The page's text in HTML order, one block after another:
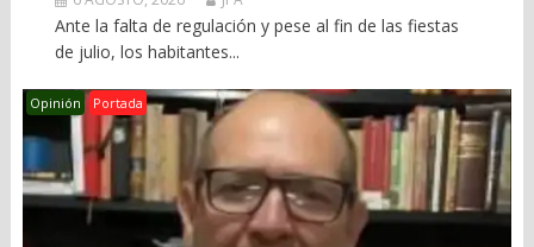
Ante la falta de regulación y pese al fin de las fiestas
de julio, los habitantes...
Opinión Portada